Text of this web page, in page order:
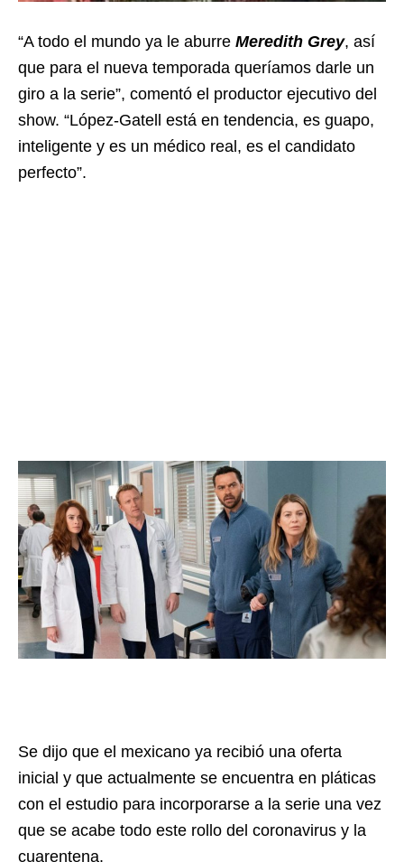
“A todo el mundo ya le aburre Meredith Grey, así
que para el nueva temporada queríamos darle un
giro a la serie”, comentó el productor ejecutivo del
show. “López-Gatell está en tendencia, es guapo,
inteligente y es un médico real, es el candidato
perfecto”.
Se dijo que el mexicano ya recibió una oferta
inicial y que actualmente se encuentra en pláticas
con el estudio para incorporarse a la serie una vez
que se acabe todo este rollo del coronavirus y la
cuarentena.